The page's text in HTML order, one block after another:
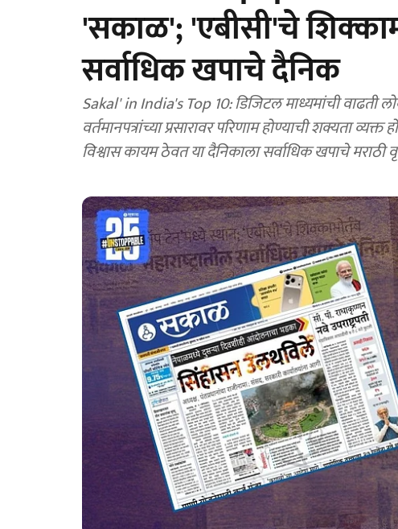
'सकाळ'; 'एबीसी'चे
सर्वाधिक खपाचे दैनिक
Sakal' in India's Top 10: डिजिटल माध्यमांची वाढती
वर्तमानपत्रांच्या प्रसारावर परिणाम होण्याची शक्यता
विश्वास कायम ठेवत या दैनिकाला सर्वाधिक खपाचे मराठी